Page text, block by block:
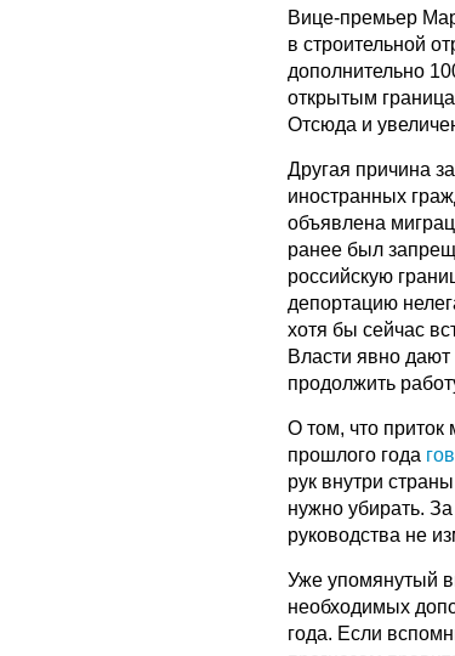
Вице-премьер
в строительной
дополнительно
открытым
Отсюда и
Другая причина
иностранных
объявлена
ранее был
российскую
депортацию
хотя бы сейчас
Власти явно
продолжить
О том, что приток
прошлого года
рук внутри
нужно убирать.
руководства не
Уже упомянутый
необходимых
года. Если